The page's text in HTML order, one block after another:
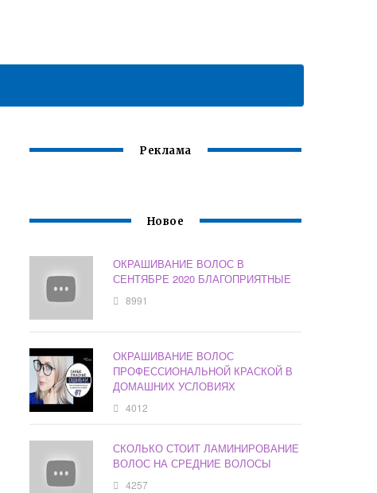
Реклама
Новое
ОКРАШИВАНИЕ ВОЛОС В
СЕНТЯБРЕ 2020 БЛАГОПРИЯТНЫЕ
8991
ОКРАШИВАНИЕ ВОЛОС
ПРОФЕССИОНАЛЬНОЙ КРАСКОЙ В
ДОМАШНИХ УСЛОВИЯХ
4012
СКОЛЬКО СТОИТ ЛАМИНИРОВАНИЕ
ВОЛОС НА СРЕДНИЕ ВОЛОСЫ
4257